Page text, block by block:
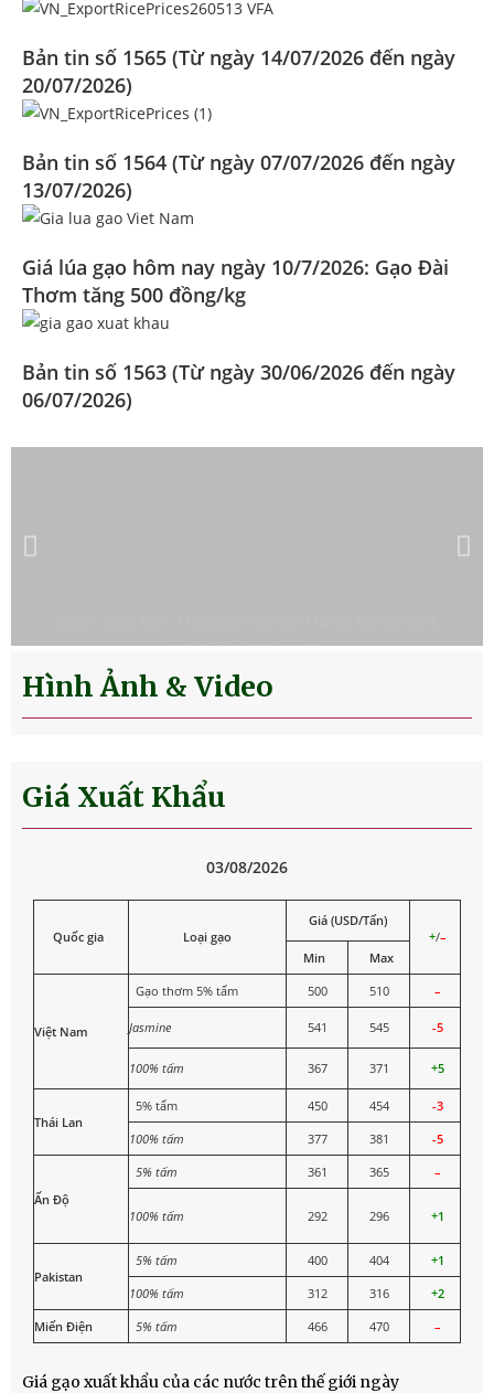
Bản tin số 1565 (Từ ngày 14/07/2026 đến ngày
20/07/2026)
Bản tin số 1564 (Từ ngày 07/07/2026 đến ngày
13/07/2026)
Giá lúa gạo hôm nay ngày 10/7/2026: Gạo Đài
Thơm tăng 500 đồng/kg
Bản tin số 1563 (Từ ngày 30/06/2026 đến ngày
06/07/2026)
Hình Ảnh & Video
Giá Xuất Khẩu
03/08/2026
Quốc gia Loại gạo
Giá (USD/Tấn)
+/–
Min
Max
Việt Nam
Gạo thơm 5% tấm 500 510 –
Jasmine 541 545 -5
100% tấm 367 371 +5
Thái Lan
5% tấm 450 454
-3
100% tấm
377 381 -5
Ấn Độ
5% tấm 361 365 –
100% tấm 292 296 +1
Pakistan
5% tấm 400 404
+1
100% tấm
312 316
+2
Miến Điện
5% tấm 466 470 –
Giá gạo xuất khẩu của các nước trên thế giới ngày